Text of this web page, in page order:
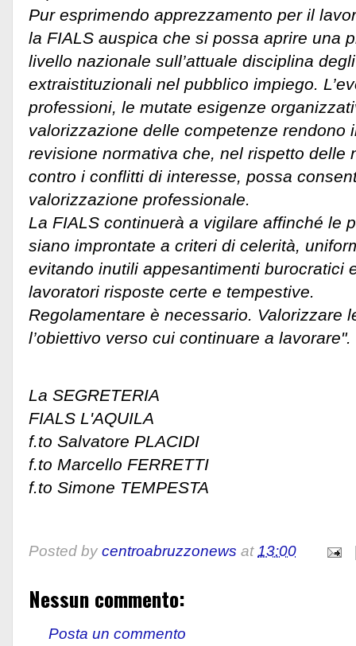
Pur esprimendo apprezzamento per il
la FIALS auspica che si possa aprire una
livello nazionale sull’attuale disciplina
extraistituzionali nel pubblico impiego.
professioni, le mutate esigenze
valorizzazione delle competenze rendono
revisione normativa che, nel rispetto delle
contro i conflitti di interesse, possa
valorizzazione professionale.
La FIALS continuerà a vigilare affinché le
siano improntate a criteri di celerità,
evitando inutili appesantimenti burocratici
lavoratori risposte certe e tempestive.
Regolamentare è necessario. Valorizzare
l’obiettivo verso cui continuare a lavorare".
La SEGRETERIA
FIALS L'AQUILA
f.to Salvatore PLACIDI
f.to Marcello FERRETTI
f.to Simone TEMPESTA
Posted by centroabruzzonews at13:00
Nessun commento:
Posta un commento